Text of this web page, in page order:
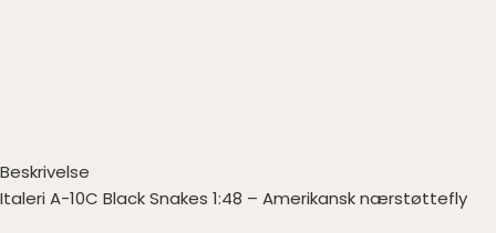
Beskrivelse
Italeri A-10C Black Snakes 1:48 – Amerikansk nærstøttefly